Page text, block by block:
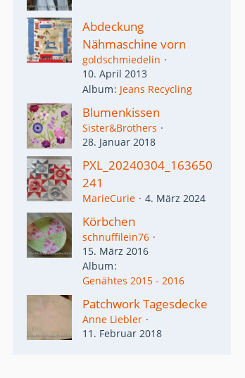
Abdeckung
Nähmaschine vorn
goldschmiedelin
10. April 2013
Album Jeans Recycling
Blumenkissen
Sister&Brothers
28. Januar 2018
PXL_20240304_163650
241
MarieCurie 4. März 2024
Körbchen
schnuffilein76
15. März 2016
Album
Genähtes 2015 - 2016
Patchwork Tagesdecke
Anne Liebler
11. Februar 2018